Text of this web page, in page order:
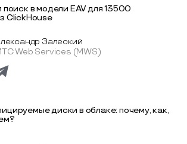
в модели EAV для 13500
ClickHouse
Залеский
Web Services (MWS)
диски в облаке: почему, как,